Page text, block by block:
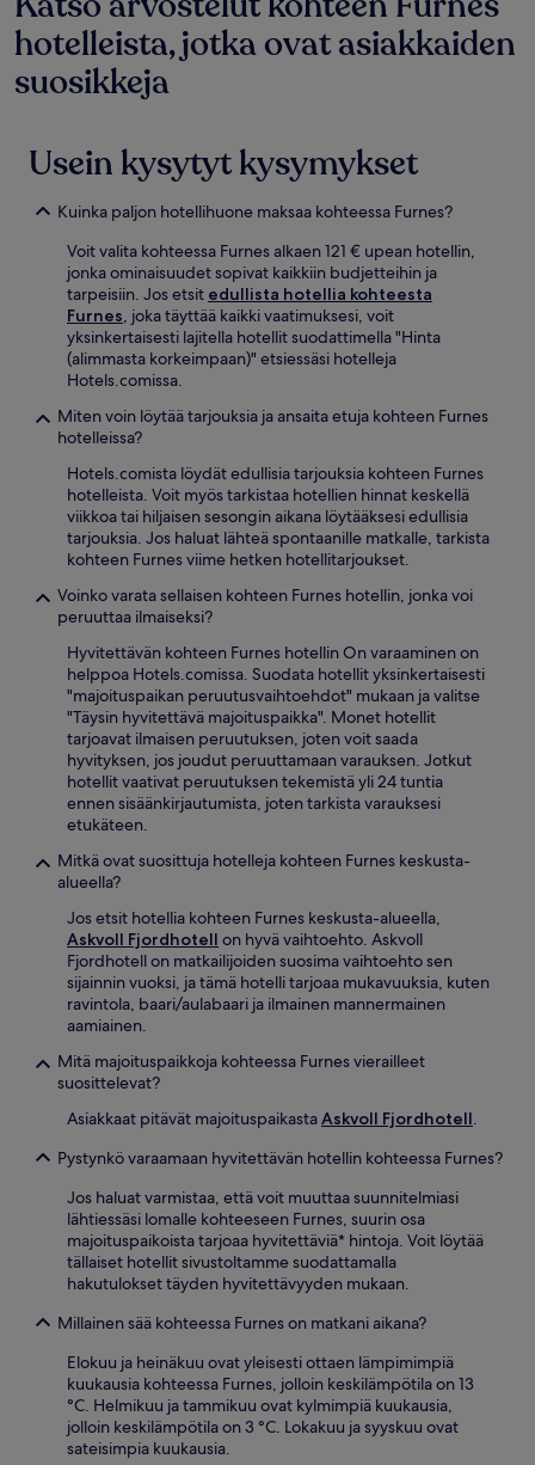
voivat
muuttua.
Muita
ehtoja
saatetaan
hotelleista, jotka ovat asiakkaiden
suosikkeja
Usein kysytyt kysymykset
Kuinka paljon hotellihuone maksaa kohteessa Furnes?
Voit valita kohteessa Furnes alkaen 121 € upean hotellin,
jonka ominaisuudet sopivat kaikkiin budjetteihin ja
tarpeisiin. Jos etsit edullista hotellia kohteesta
Furnes, joka täyttää kaikki vaatimuksesi, voit
yksinkertaisesti lajitella hotellit suodattimella "Hinta
(alimmasta korkeimpaan)" etsiessäsi hotelleja
Hotels.comissa.
Miten voin löytää tarjouksia ja ansaita etuja kohteen Furnes
hotelleissa?
Hotels.comista löydät edullisia tarjouksia kohteen Furnes
hotelleista. Voit myös tarkistaa hotellien hinnat keskellä
viikkoa tai hiljaisen sesongin aikana löytääksesi edullisia
tarjouksia. Jos haluat lähteä spontaanille matkalle, tarkista
kohteen Furnes viime hetken hotellitarjoukset.
Voinko varata sellaisen kohteen Furnes hotellin, jonka voi
peruuttaa ilmaiseksi?
Hyvitettävän kohteen Furnes hotellin On varaaminen on
helppoa Hotels.comissa. Suodata hotellit yksinkertaisesti
"majoituspaikan peruutusvaihtoehdot" mukaan ja valitse
"Täysin hyvitettävä majoituspaikka". Monet hotellit
tarjoavat ilmaisen peruutuksen, joten voit saada
hyvityksen, jos joudut peruuttamaan varauksen. Jotkut
hotellit vaativat peruutuksen tekemistä yli 24 tuntia
ennen sisäänkirjautumista, joten tarkista varauksesi
etukäteen.
Mitkä ovat suosittuja hotelleja kohteen Furnes keskusta-
alueella?
Jos etsit hotellia kohteen Furnes keskusta-alueella,
Askvoll Fjordhotell on hyvä vaihtoehto. Askvoll
Fjordhotell on matkailijoiden suosima vaihtoehto sen
sijainnin vuoksi, ja tämä hotelli tarjoaa mukavuuksia, kuten
ravintola, baari/aulabaari ja ilmainen mannermainen
aamiainen.
Mitä majoituspaikkoja kohteessa Furnes vierailleet
suosittelevat?
Asiakkaat pitävät majoituspaikastaAskvoll Fjordhotell.
Pystynkö varaamaan hyvitettävän hotellin kohteessa Furnes?
Jos haluat varmistaa, että voit muuttaa suunnitelmiasi
lähtiessäsi lomalle kohteeseen Furnes, suurin osa
majoituspaikoista tarjoaa hyvitettäviä* hintoja. Voit löytää
tällaiset hotellit sivustoltamme suodattamalla
hakutulokset täyden hyvitettävyyden mukaan.
Millainen sää kohteessa Furnes on matkani aikana?
Elokuu ja heinäkuu ovat yleisesti ottaen lämpimimpiä
kuukausia kohteessa Furnes, jolloin keskilämpötila on 13
°C. Helmikuu ja tammikuu ovat kylmimpiä kuukausia,
jolloin keskilämpötila on 3 °C. Lokakuu ja syyskuu ovat
sateisimpia kuukausia.